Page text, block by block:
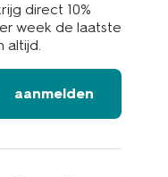
direct 10%
week de laatste
altijd.
aanmelden